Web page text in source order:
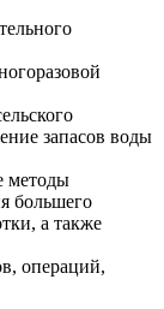
запасов воды
методы
большего
а также
операций,